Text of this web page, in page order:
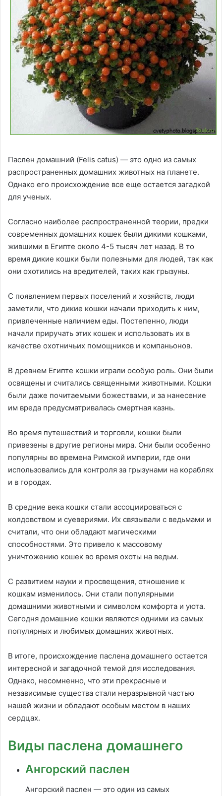
Паслен домашний (Felis catus) — это одно из самых
распространенных домашних животных на планете.
Однако его происхождение все еще остается загадкой
для ученых.
Согласно наиболее распространенной теории, предки
современных домашних кошек были дикими кошками,
жившими в Египте около 4-5 тысяч лет назад. В то
время дикие кошки были полезными для людей, так как
они охотились на вредителей, таких как грызуны.
С появлением первых поселений и хозяйств, люди
заметили, что дикие кошки начали приходить к ним,
привлеченные наличием еды. Постепенно, люди
начали приручать этих кошек и использовать их в
качестве охотничьих помощников и компаньонов.
В древнем Египте кошки играли особую роль. Они были
освящены и считались священными животными. Кошки
были даже почитаемыми божествами, и за нанесение
им вреда предусматривалась смертная казнь.
Во время путешествий и торговли, кошки были
привезены в другие регионы мира. Они были особенно
популярны во времена Римской империи, где они
использовались для контроля за грызунами на кораблях
и в городах.
В средние века кошки стали ассоциироваться с
колдовством и суевериями. Их связывали с ведьмами и
считали, что они обладают магическими
способностями. Это привело к массовому
уничтожению кошек во время охоты на ведьм.
С развитием науки и просвещения, отношение к
кошкам изменилось. Они стали популярными
домашними животными и символом комфорта и уюта.
Сегодня домашние кошки являются одними из самых
популярных и любимых домашних животных.
В итоге, происхождение паслена домашнего остается
интересной и загадочной темой для исследования.
Однако, несомненно, что эти прекрасные и
независимые существа стали неразрывной частью
нашей жизни и обладают особым местом в наших
сердцах.
Виды паслена домашнего
Ангорский паслен
Ангорский паслен — это один из самых